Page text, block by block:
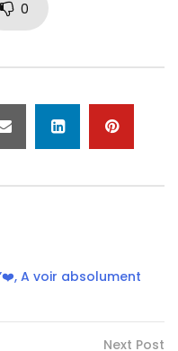
0
A voir absolument
Next Post